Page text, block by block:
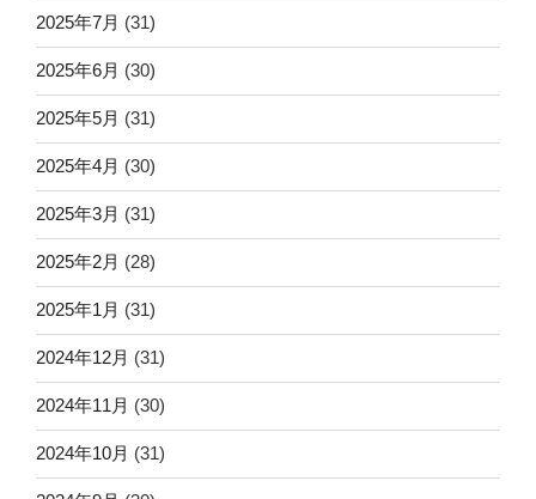
2025年7月 (31)
2025年6月 (30)
2025年5月 (31)
2025年4月 (30)
2025年3月 (31)
2025年2月 (28)
2025年1月 (31)
2024年12月 (31)
2024年11月 (30)
2024年10月 (31)